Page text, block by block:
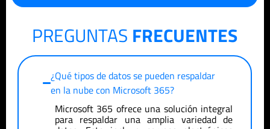
PREGUNTAS FRECUENTES
¿Qué tipos de datos se pueden respaldar
en la nube con Microsoft 365?
Microsoft 365 ofrece una solución integral
para respaldar una amplia variedad de